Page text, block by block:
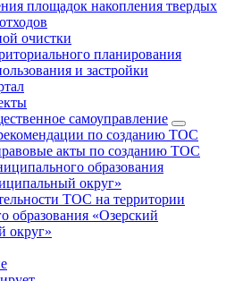
площадок накопления твердых
очистки
планирования
и застройки
самоуправление
по созданию ТОС
акты по созданию ТОС
образования
округ»
ТОС на территории
образования «Озерский
округ»